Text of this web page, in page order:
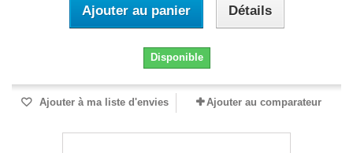
Ajouter au panier Détails
Disponible
Ajouter à ma liste d'envies Ajouter au comparateur